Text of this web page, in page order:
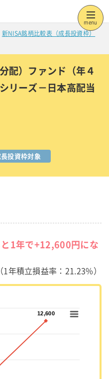
menu
新NISA銘柄比較表（成長投資枠）
配）ファンド（年４
リーズ－日本高配当
投資枠対象
1年で+12,600円にな
1年積立損益率：21.23%）
12,600
12,600